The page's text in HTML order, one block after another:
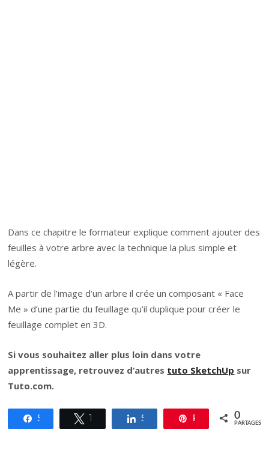
Dans ce chapitre le formateur explique comment ajouter des
feuilles à votre arbre avec la technique la plus simple et
légère.
A partir de l’image d’un arbre il crée un composant « Face
Me » d’une partie du feuillage qu’il duplique pour créer le
feuillage complet en 3D.
Si vous souhaitez aller plus loin dans votre
apprentissage, retrouvez d’autres tuto SketchUp sur
Tuto.com.
Share Share Pin 0
PARTAGES